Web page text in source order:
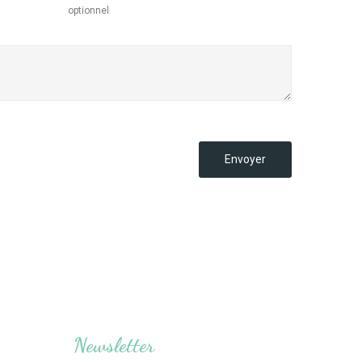
optionnel
Newsletter